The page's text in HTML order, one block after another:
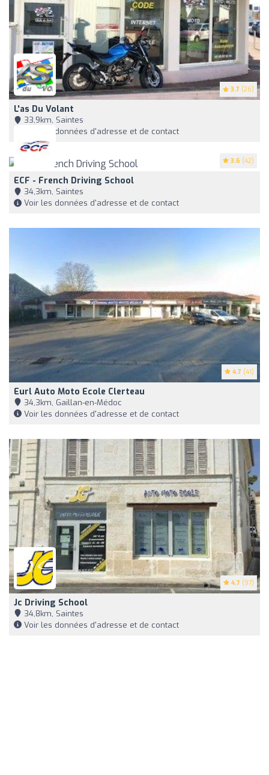
3.7 (26)
L'as Du Volant
33,9km, Saintes
Voir les données d'adresse et de contact
3.6 (42)
ECF - French Driving School
34,3km, Saintes
Voir les données d'adresse et de contact
4.7 (41)
Eurl Auto Moto Ecole Clerteau
34,3km, Gaillan-en-Médoc
Voir les données d'adresse et de contact
4.7 (97)
Jc Driving School
34,8km, Saintes
Voir les données d'adresse et de contact